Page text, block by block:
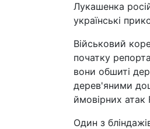
Лукашенка
українські
Військовий
початку
вони обшиті
дерев'яними
ймовірних атак
Один з